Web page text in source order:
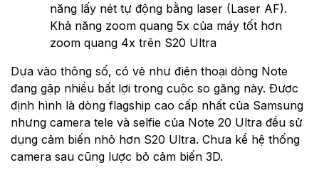
năng lấy nét tự động bằng laser (Laser AF).
Khả năng zoom quang 5x của máy tốt hơn
zoom quang 4x trên S20 Ultra
Dựa vào thông số, có vẻ như điện thoại dòng Note
đang gặp nhiều bất lợi trong cuộc so găng này. Được
định hình là dòng flagship cao cấp nhất của Samsung
nhưng camera tele và selfie của Note 20 Ultra đều sử
dụng cảm biến nhỏ hơn S20 Ultra. Chưa kể hệ thống
camera sau cũng lược bỏ cảm biến 3D.